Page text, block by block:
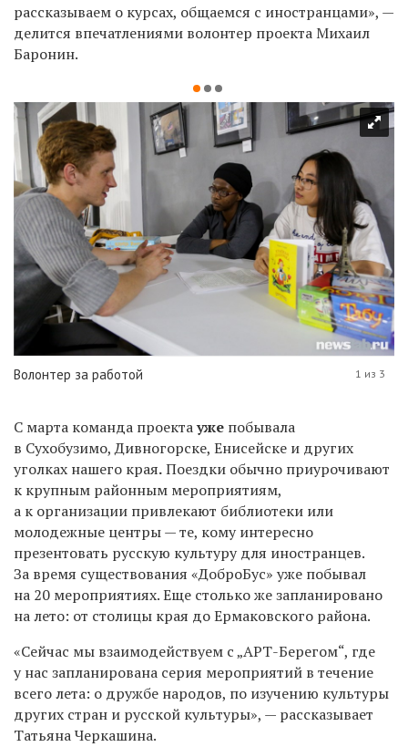
рассказываем о курсах, общаемся с иностранцами», —
делится впечатлениями волонтер проекта Михаил
Баронин.
Волонтер за работой 1 из 3
С марта команда проектауже побывала
в Сухобузимо, Дивногорске, Енисейске и других
уголках нашего края.Поездки обычно приурочивают
к крупным районным мероприятиям,
а к организации привлекают библиотеки или
молодежные центры — те, кому интересно
презентовать русскую культуру для иностранцев.
За время существования «ДоброБус» уже побывал
на 20 мероприятиях. Еще столько же запланировано
на лето: от столицы края до Ермаковского района.
«Сейчас мы взаимодействуем с „АРТ-Берегом“, где
у нас запланирована серия мероприятий в течение
всего лета: о дружбе народов, по изучению культуры
других стран и русской культуры», — рассказывает
Татьяна Черкашина.